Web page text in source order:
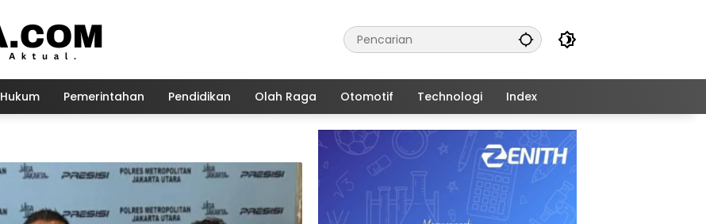
Hukum Pemerintahan Pendidikan Olah Raga Otomotif Technologi Index